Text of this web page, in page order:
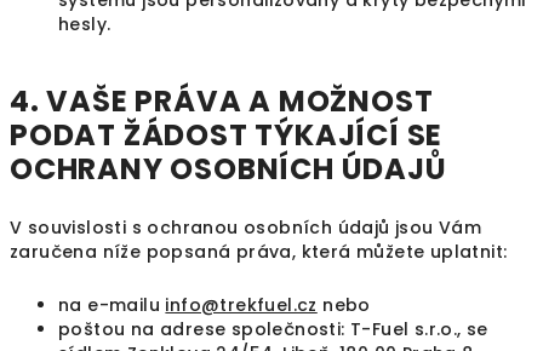
hesly.
4. VAŠE PRÁVA A MOŽNOST
PODAT ŽÁDOST TÝKAJÍCÍ SE
OCHRANY OSOBNÍCH ÚDAJŮ
V souvislosti s ochranou osobních údajů jsou Vám
zaručena níže popsaná práva, která můžete uplatnit:
na e-mailu info@trekfuel.cz nebo
poštou na adrese společnosti: T-Fuel s.r.o., se